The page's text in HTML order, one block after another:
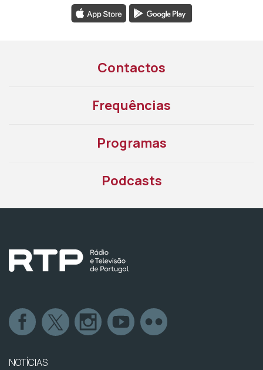
Contactos
Frequências
Programas
Podcasts
NOTÍCIAS